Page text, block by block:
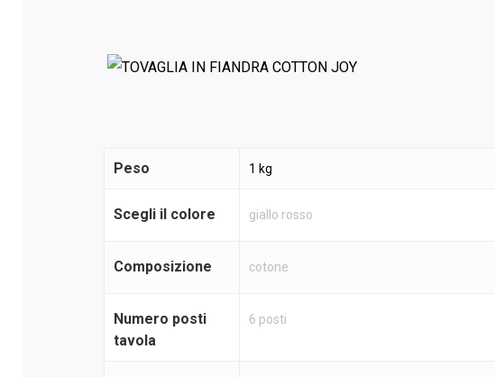
Peso 1 kg
Scegli il colore giallo rosso
Composizione cotone
Numero posti
tavola
6 posti